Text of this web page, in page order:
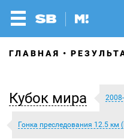
ГЛАВНАЯ
Кубок мира
Гонка преследования 12.5 км